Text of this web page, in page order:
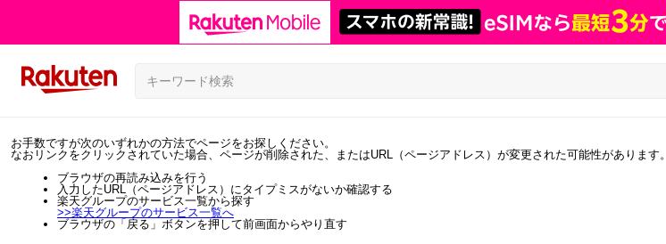
お手数ですが次のいずれかの方法でページをお探しください。
なおリンクをクリックされていた場合、ページが削除された、またはURL（ページアドレス）が変更された可能性があります。
ブラウザの再読み込みを行う
入力したURL（ページアドレス）にタイプミスがないか確認する
楽天グループのサービス一覧から探す
>>楽天グループのサービス一覧へ
ブラウザの「戻る」ボタンを押して前画面からやり直す